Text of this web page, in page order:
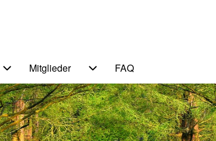
Themen
Unternavigation von Service
Mitglieder FAQ